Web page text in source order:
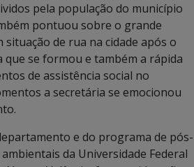
pela população do município
pontuou sobre o grande
situação de rua na cidade após o
que se formou e também a rápida
de assistência social no
a secretária se emocionou
e do programa de pós-
da Universidade Federal